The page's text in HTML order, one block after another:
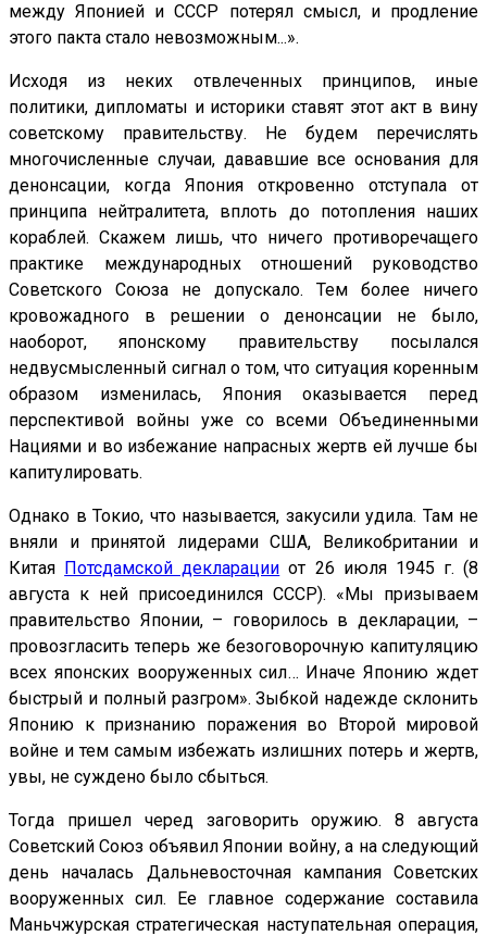
между Японией и СССР потерял смысл, и продление
этого пакта стало невозможным...».
Исходя из неких отвлеченных принципов, иные
политики, дипломаты и историки ставят этот акт в вину
советскому правительству. Не будем перечислять
многочисленные случаи, дававшие все основания для
денонсации, когда Япония откровенно отступала от
принципа нейтралитета, вплоть до потопления наших
кораблей. Скажем лишь, что ничего противоречащего
практике международных отношений руководство
Советского Союза не допускало. Тем более ничего
кровожадного в решении о денонсации не было,
наоборот, японскому правительству посылался
недвусмысленный сигнал о том, что ситуация коренным
образом изменилась, Япония оказывается перед
перспективой войны уже со всеми Объединенными
Нациями и во избежание напрасных жертв ей лучше бы
капитулировать.
Однако в Токио, что называется, закусили удила. Там не
вняли и принятой лидерами США, Великобритании и
Китая Потсдамской декларации от 26 июля 1945 г. (8
августа к ней присоединился СССР). «Мы призываем
правительство Японии, – говорилось в декларации, –
провозгласить теперь же безоговорочную капитуляцию
всех японских вооруженных сил… Иначе Японию ждет
быстрый и полный разгром». Зыбкой надежде склонить
Японию к признанию поражения во Второй мировой
войне и тем самым избежать излишних потерь и жертв,
увы, не суждено было сбыться.
Тогда пришел черед заговорить оружию. 8 августа
Советский Союз объявил Японии войну, а на следующий
день началась Дальневосточная кампания Советских
вооруженных сил. Ее главное содержание составила
Маньчжурская стратегическая наступательная операция,